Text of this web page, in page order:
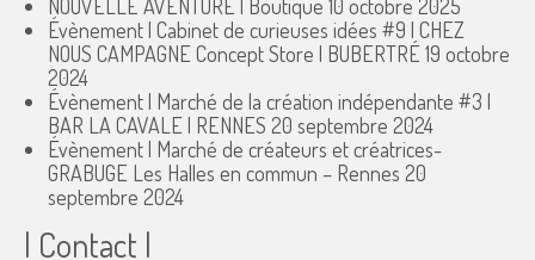
NOUVELLE AVENTURE | Boutique 10 octobre 2025
Évènement | Cabinet de curieuses idées #9 | CHEZ
NOUS CAMPAGNE Concept Store | BUBERTRÉ 19 octobre
2024
Évènement | Marché de la création indépendante #3 |
BAR LA CAVALE | RENNES 20 septembre 2024
Évènement | Marché de créateurs et créatrices-
GRABUGE Les Halles en commun – Rennes 20
septembre 2024
| Contact |